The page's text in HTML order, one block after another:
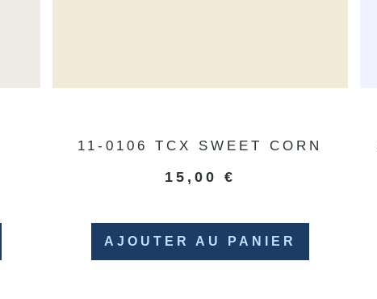
11-0106 TCX SWEET CORN
15,00 €
AJOUTER AU PANIER